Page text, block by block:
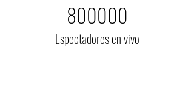
800000
Espectadores en vivo